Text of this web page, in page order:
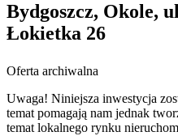
Bydgoszcz, Okole,
Łokietka 26
Oferta archiwalna
Uwaga! Niniejsza inwestycja
temat pomagają nam jednak
temat lokalnego rynku